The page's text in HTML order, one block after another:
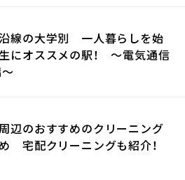
線の大学別 一人暮らしを始
にオススメの駅！ 〜電気通信
辺のおすすめのクリーニング
宅配クリーニングも紹介！